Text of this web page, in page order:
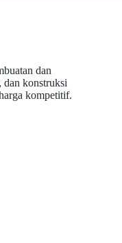
dan
dan konstruksi
kompetitif.